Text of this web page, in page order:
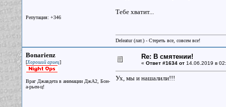
Репутация: +346
Тебе хватит...
Deleatur (лат.) - Стереть все, совсем все!
Bonarienz
[Хороший ариец]
Враг Джавдета в анимации ДжА2, Бон-
а-рьен-ц!
Re: В смятении!
« Ответ #1634 от14.06.2019 в
Ух, мы и нашалили!!!